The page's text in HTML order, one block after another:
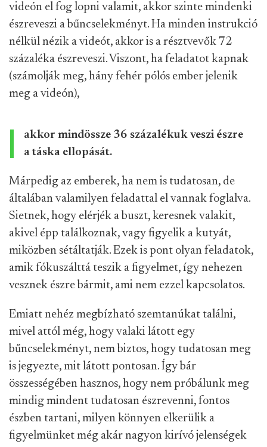
videón el fog lopni valamit, akkor szinte mindenki
észreveszi a bűncselekményt. Ha minden instrukció
nélkül nézik a videót, akkor is a résztvevők 72
százaléka észreveszi. Viszont, ha feladatot kapnak
(számolják meg, hány fehér pólós ember jelenik
meg a videón),
akkor mindössze 36 százalékuk veszi észre
a táska ellopását.
Márpedig az emberek, ha nem is tudatosan, de
általában valamilyen feladattal el vannak foglalva.
Sietnek, hogy elérjék a buszt, keresnek valakit,
akivel épp találkoznak, vagy figyelik a kutyát,
miközben sétáltatják. Ezek is pont olyan feladatok,
amik fókuszálttá teszik a figyelmet, így nehezen
vesznek észre bármit, ami nem ezzel kapcsolatos.
Emiatt nehéz megbízható szemtanúkat találni,
mivel attól még, hogy valaki látott egy
bűncselekményt, nem biztos, hogy tudatosan meg
is jegyezte, mit látott pontosan. Így bár
összességében hasznos, hogy nem próbálunk meg
mindig mindent tudatosan észrevenni, fontos
észben tartani, milyen könnyen elkerülik a
figyelmünket még akár nagyon kirívó jelenségek